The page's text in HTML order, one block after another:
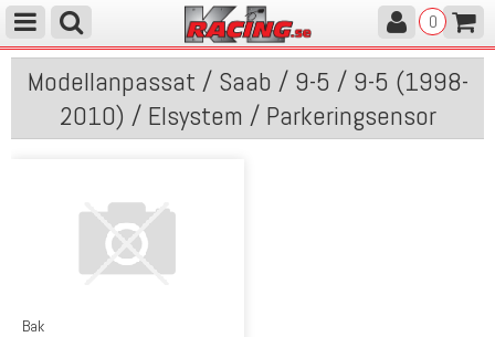
0
Modellanpassat / Saab / 9-5 / 9-5 (1998-
2010) / Elsystem / Parkeringsensor
Bak